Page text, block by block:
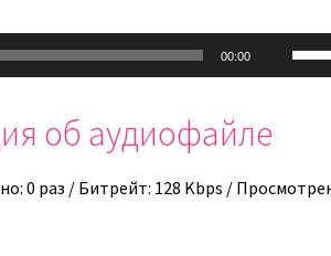
00:00
об аудиофайле
0 раз / Битрейт: 128 Kbps /